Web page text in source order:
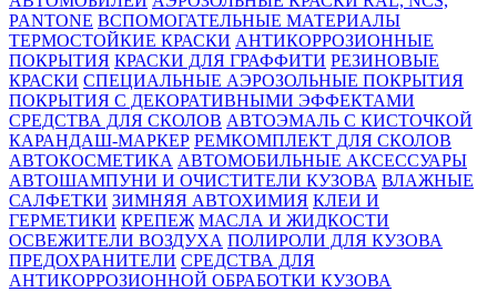
PANTONE ВСПОМОГАТЕЛЬНЫЕ МАТЕРИАЛЫ
ТЕРМОСТОЙКИЕ КРАСКИ АНТИКОРРОЗИОННЫЕ
ПОКРЫТИЯ КРАСКИ ДЛЯ ГРАФФИТИ РЕЗИНОВЫЕ
КРАСКИ СПЕЦИАЛЬНЫЕ АЭРОЗОЛЬНЫЕ ПОКРЫТИЯ
ПОКРЫТИЯ С ДЕКОРАТИВНЫМИ ЭФФЕКТАМИ
СРЕДСТВА ДЛЯ СКОЛОВ АВТОЭМАЛЬ С КИСТОЧКОЙ
КАРАНДАШ-МАРКЕР РЕМКОМПЛЕКТ ДЛЯ СКОЛОВ
АВТОКОСМЕТИКА АВТОМОБИЛЬНЫЕ АКСЕССУАРЫ
АВТОШАМПУНИ И ОЧИСТИТЕЛИ КУЗОВА ВЛАЖНЫЕ
САЛФЕТКИ ЗИМНЯЯ АВТОХИМИЯ КЛЕИ И
ГЕРМЕТИКИ КРЕПЕЖ МАСЛА И ЖИДКОСТИ
ОСВЕЖИТЕЛИ ВОЗДУХА ПОЛИРОЛИ ДЛЯ КУЗОВА
ПРЕДОХРАНИТЕЛИ СРЕДСТВА ДЛЯ
АНТИКОРРОЗИОННОЙ ОБРАБОТКИ КУЗОВА